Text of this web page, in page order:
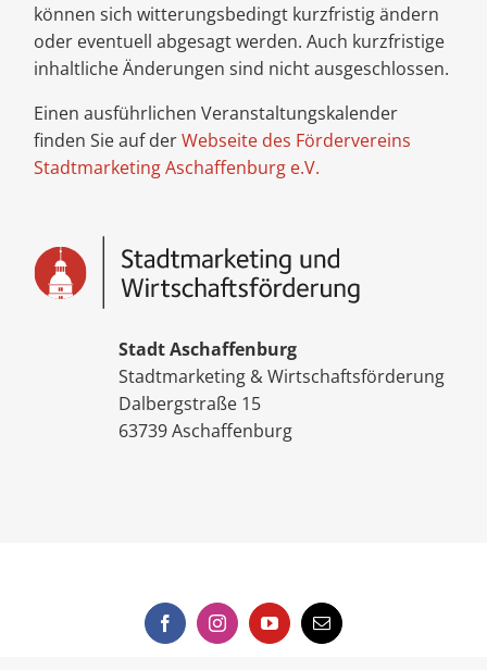
können sich witterungsbedingt kurzfristig ändern
oder eventuell abgesagt werden. Auch kurzfristige
inhaltliche Änderungen sind nicht ausgeschlossen.
Einen ausführlichen Veranstaltungskalender
finden Sie auf derWebseite des Fördervereins
Stadtmarketing Aschaffenburg e.V.
Stadt Aschaffenburg
Stadtmarketing & Wirtschaftsförderung
Dalbergstraße 15
63739 Aschaffenburg
FacebookInstagramYouTube
E-
Mail